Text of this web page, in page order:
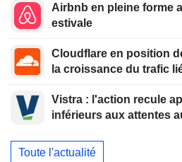
Airbnb en pleine forme
estivale
Cloudflare en position
la croissance du trafic
Vistra : l'action recule
inférieurs aux attentes
Toute l'actualité